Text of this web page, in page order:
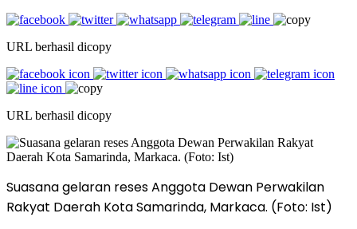
URL berhasil dicopy
URL berhasil dicopy
Suasana gelaran reses Anggota Dewan Perwakilan
Rakyat Daerah Kota Samarinda, Markaca. (Foto: Ist)